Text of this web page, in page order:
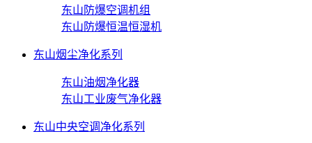
东山防爆空调机组
东山防爆恒温恒湿机
东山烟尘净化系列
东山油烟净化器
东山工业废气净化器
东山中央空调净化系列